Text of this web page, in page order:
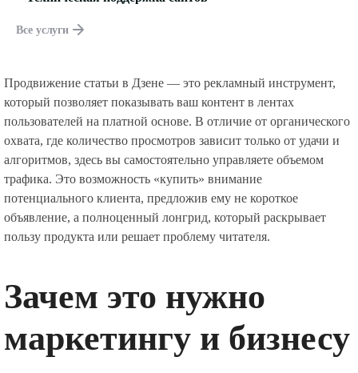
Все услуги
Продвижение статьи в Дзене — это рекламный инструмент,
который позволяет показывать ваш контент в лентах
пользователей на платной основе. В отличие от органического
охвата, где количество просмотров зависит только от удачи и
алгоритмов, здесь вы самостоятельно управляете объемом
трафика. Это возможность «купить» внимание
потенциального клиента, предложив ему не короткое
объявление, а полноценный лонгрид, который раскрывает
пользу продукта или решает проблему читателя.
Зачем это нужно
маркетингу и бизнесу